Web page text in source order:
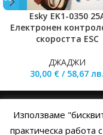
Esky EK1-0350
Електронен
скоростта ESC
ДЖАДЖИ
30,00 € / 58,67 лв.
Използваме
практическа работа